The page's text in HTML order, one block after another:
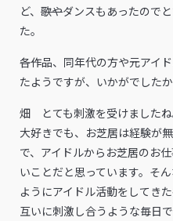
ど、 歌やダンスもあったので
た。
――各作品、同年代の方や元ア
たようですが、いかがでしたか
畑 とても刺激を受けました
大好きでも、お芝居は経験が
で、アイドルからお芝居のお
いことだと思っています。そ
ようにアイドル活動をしてき
互いに刺激し合うような毎日